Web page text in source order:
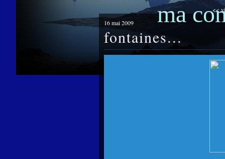
ma
<<
16 mai 2009
fontaines...